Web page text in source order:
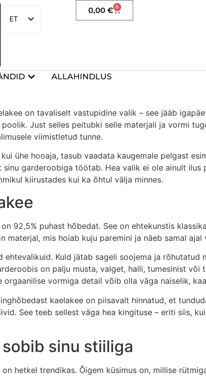
ET
EN
0,00 € 0
ALLAHINDLUS
on tavaliselt vastupidine valik – see jääb
Just selles peitubki selle materjali ja vormi
viimistletud tunne.
ühe hooaja, tasub vaadata kaugemale pelgast
garderoobiga töötab. Hea valik ei ole ainult ilus
kiirustades kui ka õhtul välja minnes.
92,5% puhast hõbedat. See on ehtekunstis
materjal, mis hoiab kuju paremini ja näeb samal ajal
Kuld jätab sageli soojema ja rõhutatud
on palju musta, valget, halli, tumesinist või
orgaanilise vormiga detail võib olla väga naiselik,
kaelakee on piisavalt hinnatud, et
See teeb sellest väga hea kingituse – eriti siis,
sinu stiiliga
hetkel trendikas. Õigem küsimus on, millise